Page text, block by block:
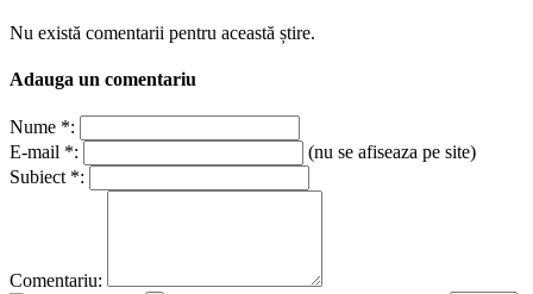
Nu există comentarii pentru această știre.
Adauga un comentariu
Nume *:
E-mail *:
(nu se afiseaza pe site)
Subiect *:
Comentariu: